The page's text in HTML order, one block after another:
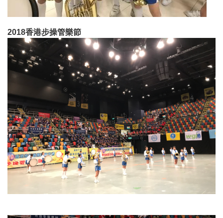
2018香港步操管樂節